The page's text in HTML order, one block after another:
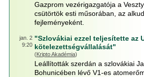
Gazprom vezérigazgatója a
csütörtök esti műsorában, az
fejleményeként.
jan. 2
9:20
"Szlovákiai ezzel teljesítette az
kötelezettségvállalását"
(Kripto Akadémia)
Leállították szerdán a szlovákiai
Bohunicében lévő V1-es